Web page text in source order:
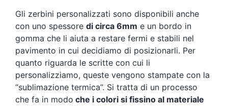
Gli zerbini personalizzati sono disponibili anche
con uno spessore di circa 6mm e un bordo in
gomma che li aiuta a restare fermi e stabili nel
pavimento in cui decidiamo di posizionarli. Per
quanto riguarda le scritte con cui li
personalizziamo, queste vengono stampate con la
“sublimazione termica”. Si tratta di un processo
che fa in modo che i colori si fissino al materiale